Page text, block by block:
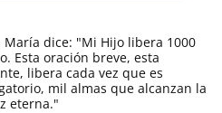
María dice: "Mi Hijo libera 1000
Esta oración breve, esta
libera cada vez que es
mil almas que alcanzan la
eterna."